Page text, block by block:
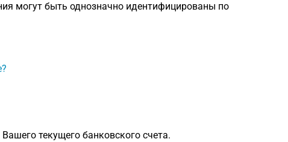
могут быть однозначно идентифицированы по
текущего банковского счета.